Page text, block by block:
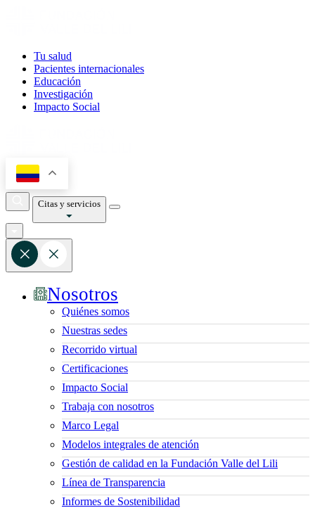
Tu salud
Pacientes internacionales
Educación
Investigación
Impacto Social
Citas y servicios
Nosotros
Quiénes somos
Nuestras sedes
Recorrido virtual
Certificaciones
Impacto Social
Trabaja con nosotros
Marco Legal
Modelos integrales de atención
Gestión de calidad en la Fundación Valle del Lili
Línea de Transparencia
Informes de Sostenibilidad